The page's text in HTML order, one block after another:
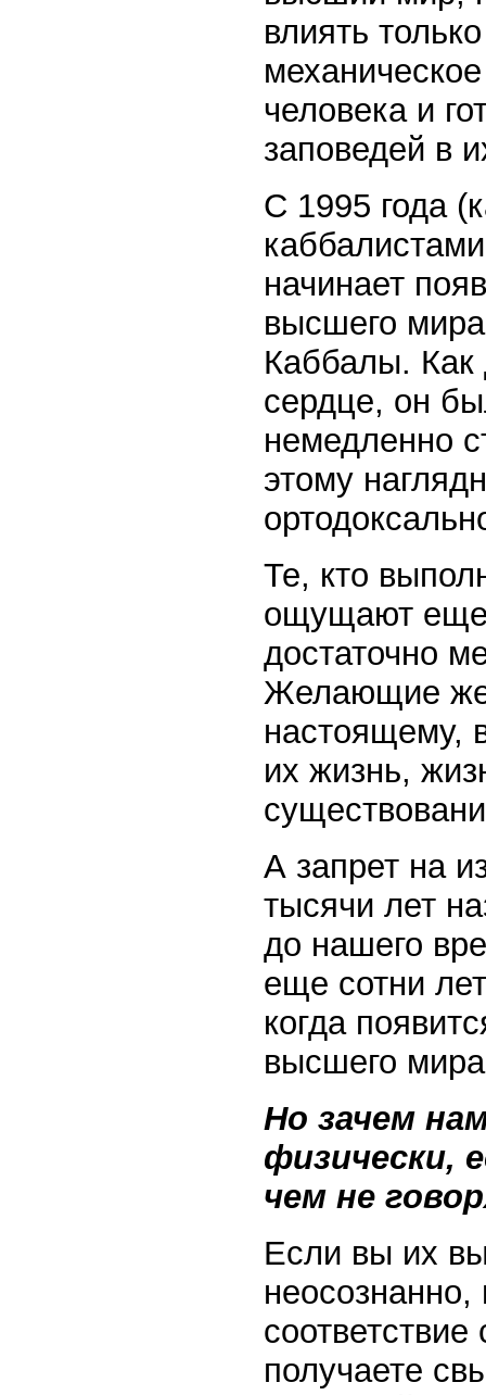
влиять
человека и
заповедей в
С 1995 года
начинает
высшего
Каббалы. Как
сердце, он
немедленно
этому
Те, кто
ощущают еще
достаточно
Желающие же
настоящему,
их жизнь,
А запрет на
тысячи лет
до нашего
еще сотни
когда
высшего
Но зачем
физически,
чем не
Если вы их
получаете